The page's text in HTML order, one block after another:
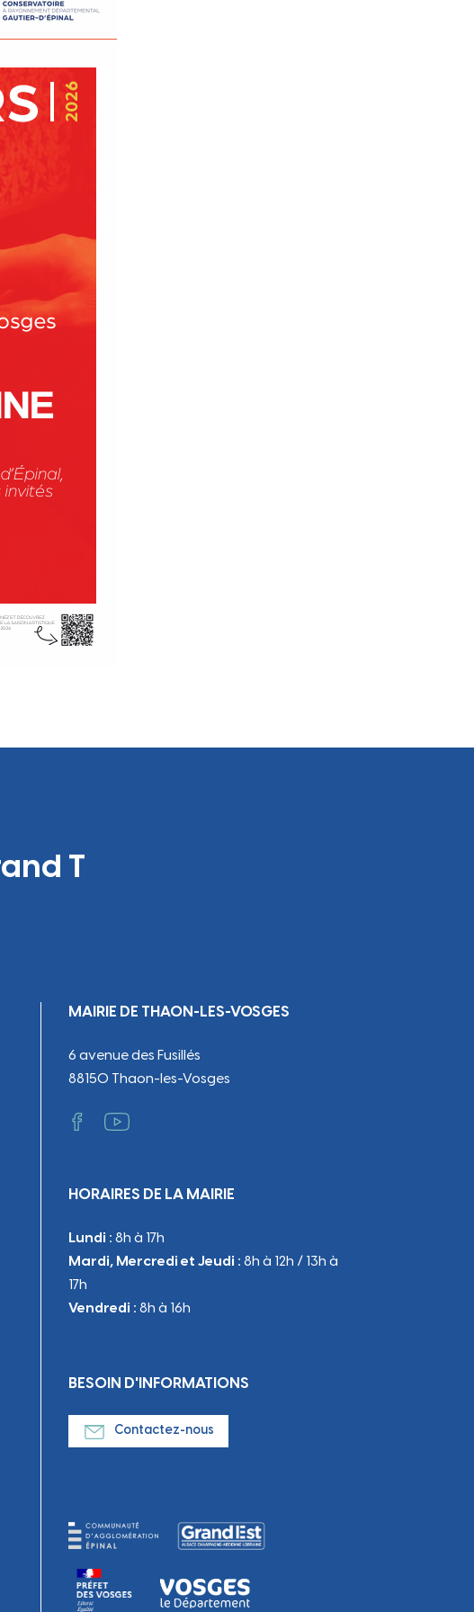
T
MAIRIE DE THAON-LES-VOSGES
6 avenue des Fusillés
88150 Thaon-les-Vosges
HORAIRES DE LA MAIRIE
Lundi : 8h à 17h
Mardi, Mercredi et Jeudi : 8h à 12h / 13h à
17h
Vendredi : 8h à 16h
BESOIN D'INFORMATIONS
Contactez-nous